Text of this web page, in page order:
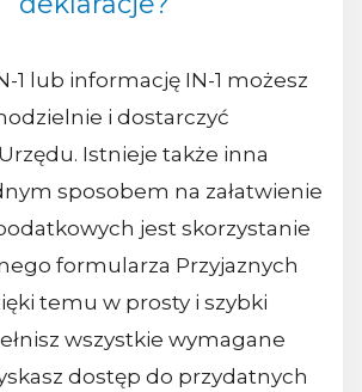
1 lub informację IN-1 możesz
i dostarczyć
Istnieje także inna
sposobem na załatwienie
jest skorzystanie
formularza Przyjaznych
temu w prosty i szybki
wszystkie wymagane
dostęp do przydatnych